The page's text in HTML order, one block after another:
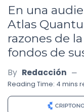
En una
Atlas
razones de
fondos de
By Redacción
Reading Time: 4 mins